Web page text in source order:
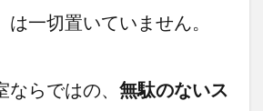
一切置いていません。
らではの、 無駄のないス